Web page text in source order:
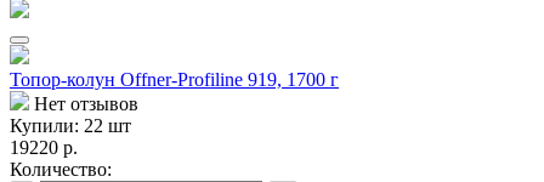
Топор-колун Offner-Profiline 919, 1700 г
Нет отзывов
Купили: 22 шт
19220 р.
Количество: